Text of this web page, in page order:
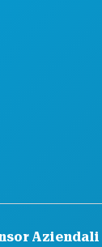
Aziendali